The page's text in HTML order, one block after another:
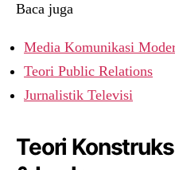
Baca juga
Media Komunikasi
Teori Public Relations
Jurnalistik Televisi
Teori